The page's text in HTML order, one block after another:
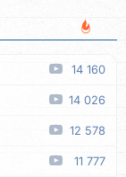
07.08
07.08
06.08
06.08
06.08
14 160
14 026
12 578
11 777